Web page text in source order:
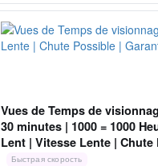
Vues de Temps de
30 minutes | 1000 = 1000
Lent | Vitesse Lente |
Быстрая скорость